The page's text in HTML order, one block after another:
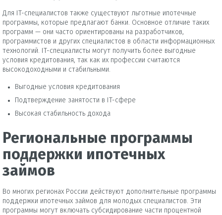
Для IT-специалистов также существуют льготные ипотечные
программы, которые предлагают банки. Основное отличие таких
программ — они часто ориентированы на разработчиков,
программистов и других специалистов в области информационных
технологий. IT-специалисты могут получить более выгодные
условия кредитования, так как их профессии считаются
высокодоходными и стабильными.
Выгодные условия кредитования
Подтверждение занятости в IT-сфере
Высокая стабильность дохода
Региональные программы
поддержки ипотечных
займов
Во многих регионах России действуют дополнительные программы
поддержки ипотечных займов для молодых специалистов. Эти
программы могут включать субсидирование части процентной